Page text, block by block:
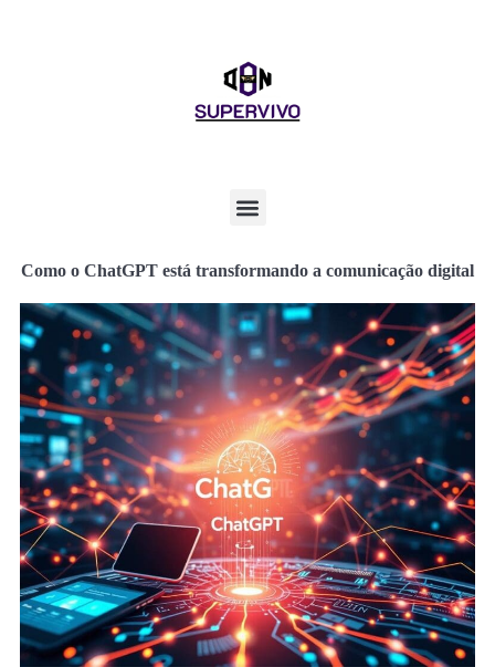
Como o ChatGPT está transformando a comunicação digital